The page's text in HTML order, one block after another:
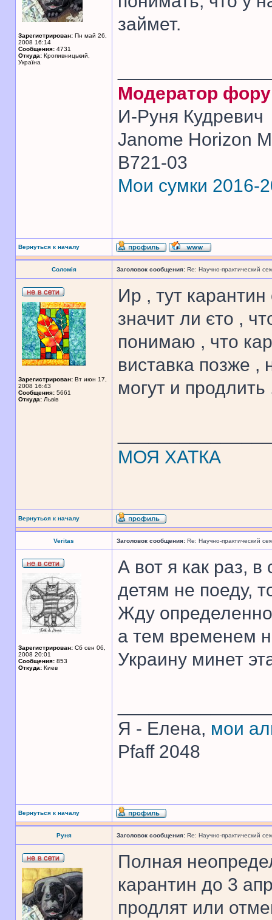
Зарегистрирован: Пн май 26,
2008 16:14
Сообщения: 4731
Откуда: Кропивницький,
Україна
займет.
Модератор
И-Руня Кудревич
Janome Horizon
B721-03
Мои сумки 2016-
Вернуться к началу
Соломія Заголовок сообщения: Re: Научно-практический
Зарегистрирован: Вт июн 17,
2008 16:43
Сообщения: 5661
Откуда: Львів
Ир , тут
значит ли єто ,
понимаю , что
виставка позже ,
могут и
МОЯ ХАТКА
Вернуться к началу
Veritas Заголовок сообщения: Re: Научно-практический
Зарегистрирован: Сб сен 06,
2008 20:01
Сообщения: 853
Откуда: Киев
А вот я как раз,
детям не поеду,
Жду
а тем временем
Украину минет
Я - Елена, мои
Pfaff 2048
Вернуться к началу
Руня Заголовок сообщения: Re: Научно-практический
Полная
карантин до 3
продлят или